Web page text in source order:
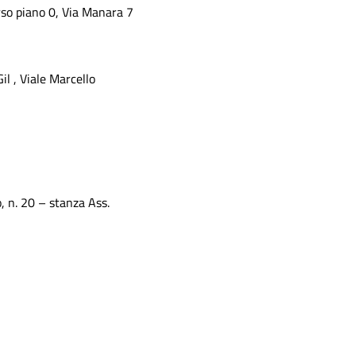
piano 0, Via Manara 7
, Viale Marcello
n. 20 – stanza Ass.